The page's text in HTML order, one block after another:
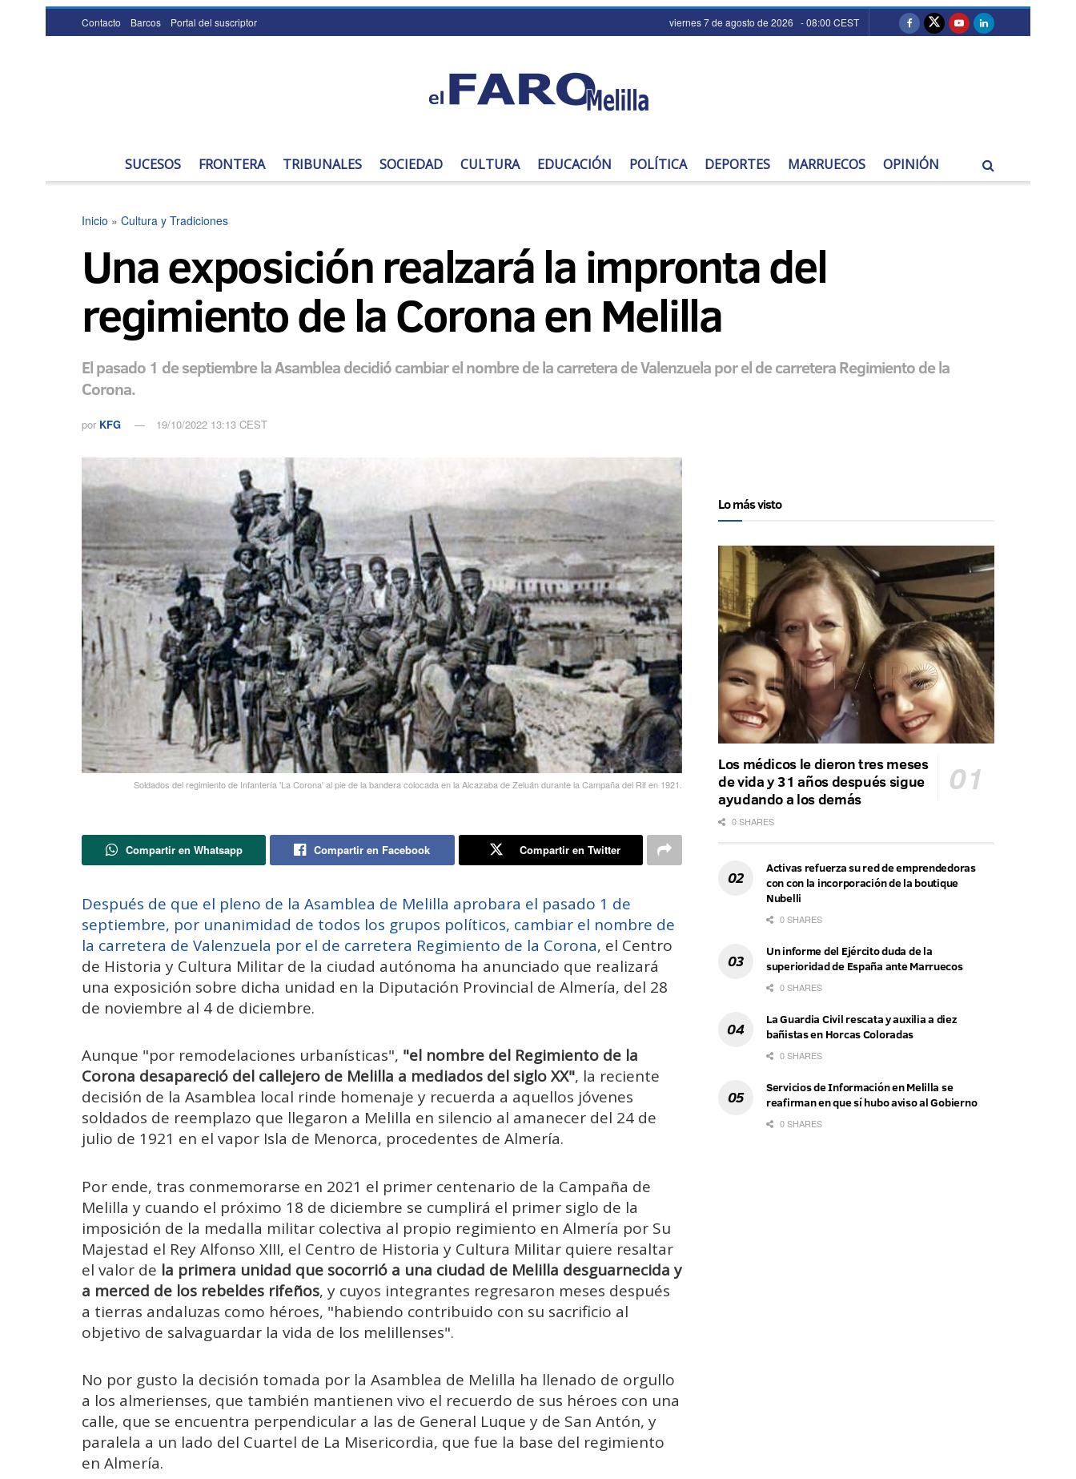
Contacto Barcos Portal del suscriptor viernes 7 de agosto de 2026 - 08:00 CEST
SUCESOS FRONTERA TRIBUNALES SOCIEDAD CULTURA EDUCACIÓN POLÍTICA DEPORTES MARRUECOS OPINIÓN
Inicio » Cultura y Tradiciones
Una exposición realzará la impronta del
regimiento de la Corona en Melilla
El pasado 1 de septiembre la Asamblea decidió cambiar el nombre de la carretera de Valenzuela por el de carretera Regimiento de la
Corona.
por KFG 19/10/2022 13:13 CEST
Soldados del regimiento de Infantería 'La Corona' al pie de la bandera colocada en la Alcazaba de Zeluán durante la Campaña del Rif en 1921.
Compartir en Whatsapp Compartir en Facebook Compartir en Twitter
Después de que el pleno de la Asamblea de Melilla aprobara el pasado 1 de
septiembre, por unanimidad de todos los grupos políticos, cambiar el nombre de
la carretera de Valenzuela por el de carretera Regimiento de la Corona, el Centro
de Historia y Cultura Militar de la ciudad autónoma ha anunciado que realizará
una exposición sobre dicha unidad en la Diputación Provincial de Almería, del 28
de noviembre al 4 de diciembre.
Aunque "por remodelaciones urbanísticas", "el nombre del Regimiento de la
Corona desapareció del callejero de Melilla a mediados del siglo XX", la reciente
decisión de la Asamblea local rinde homenaje y recuerda a aquellos jóvenes
soldados de reemplazo que llegaron a Melilla en silencio al amanecer del 24 de
julio de 1921 en el vapor Isla de Menorca, procedentes de Almería.
Por ende, tras conmemorarse en 2021 el primer centenario de la Campaña de
Melilla y cuando el próximo 18 de diciembre se cumplirá el primer siglo de la
imposición de la medalla militar colectiva al propio regimiento en Almería por Su
Majestad el Rey Alfonso XIII, el Centro de Historia y Cultura Militar quiere resaltar
el valor de la primera unidad que socorrió a una ciudad de Melilla desguarnecida y
a merced de los rebeldes rifeños, y cuyos integrantes regresaron meses después
a tierras andaluzas como héroes, "habiendo contribuido con su sacrificio al
objetivo de salvaguardar la vida de los melillenses".
No por gusto la decisión tomada por la Asamblea de Melilla ha llenado de orgullo
a los almerienses, que también mantienen vivo el recuerdo de sus héroes con una
calle, que se encuentra perpendicular a las de General Luque y de San Antón, y
paralela a un lado del Cuartel de La Misericordia, que fue la base del regimiento
en Almería.
Lo más visto
Los médicos le dieron tres meses
de vida y 31 años después sigue
ayudando a los demás
0 SHARES
Activas refuerza su red de emprendedoras
con con la incorporación de la boutique
Nubelli
0 SHARES
Un informe del Ejército duda de la
superioridad de España ante Marruecos
0 SHARES
La Guardia Civil rescata y auxilia a diez
bañistas en Horcas Coloradas
0 SHARES
Servicios de Información en Melilla se
reafirman en que sí hubo aviso al Gobierno
0 SHARES